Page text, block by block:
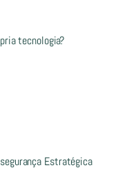
tecnologia?
Estratégica